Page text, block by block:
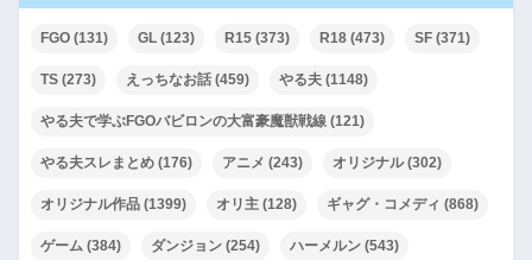
FGO (131) GL (123) R15 (373) R18 (473) SF (371)
TS (273) えっちなお話 (459) やる夫 (1148)
やる夫で学ぶFGOバビロンの大富豪魔獣戦線 (121)
やる夫スレまとめ (176) アニメ (243) オリジナル(302)
オリジナル作品 (1399) オリ主 (128) ギャグ・コメディ (868)
ゲーム (384) ダンジョン (254) ハーメルン (543)